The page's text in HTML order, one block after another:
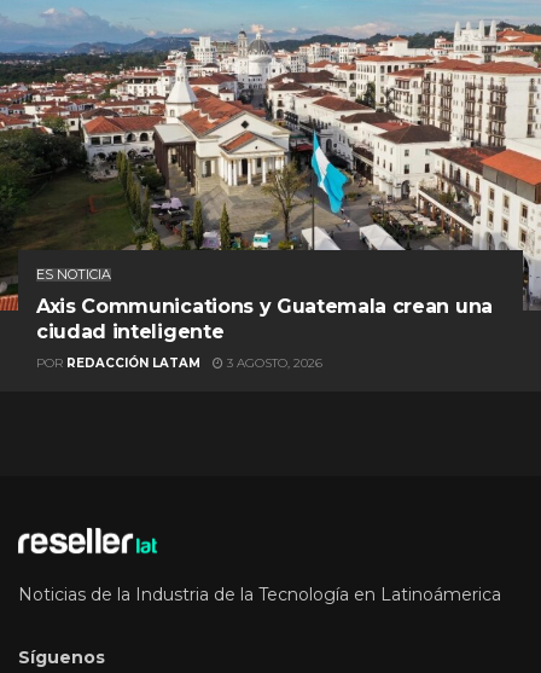
ES NOTICIA
Axis Communications y Guatemala crean una
ciudad inteligente
POR REDACCIÓN LATAM 3 AGOSTO, 2026
Noticias de la Industria de la Tecnología en Latinoámerica
Síguenos